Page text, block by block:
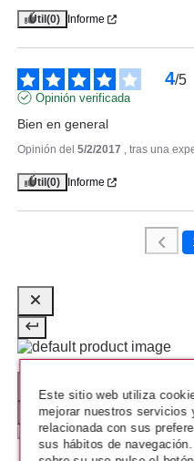
SALLY
Útil (0) Informe
4/5
Opinión verificada
Bien en general
Opinión del 5/2/2017 , tras una
Útil (0) Informe
Este sitio web utiliza
mejorar nuestros servicios
relacionada con sus
sus hábitos de